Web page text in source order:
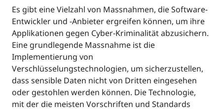
Es gibt eine Vielzahl von Massnahmen, die Software-
Entwickler und -Anbieter ergreifen können, um ihre
Applikationen gegen Cyber-Kriminalität abzusichern.
Eine grundlegende Massnahme ist die
Implementierung von
Verschlüsselungstechnologien, um sicherzustellen,
dass sensible Daten nicht von Dritten eingesehen
oder gestohlen werden können. Die Technologie,
mit der die meisten Vorschriften und Standards